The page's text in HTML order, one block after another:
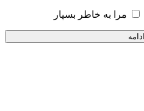
مرا به خاطر بسپار
ادامه